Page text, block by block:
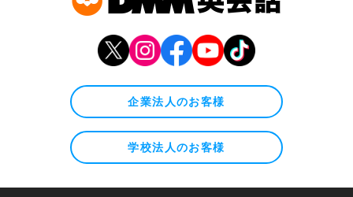
企業法人のお客様
学校法人のお客様